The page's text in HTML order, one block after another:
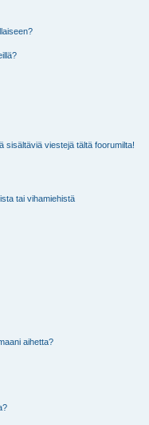
sisältäviä viestejä tältä foorumilta!
tai vihamiehistä
aihetta?